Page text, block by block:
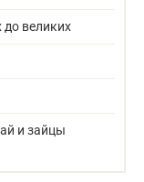
до великих
и зайцы